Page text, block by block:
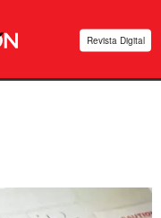
Revista Digital